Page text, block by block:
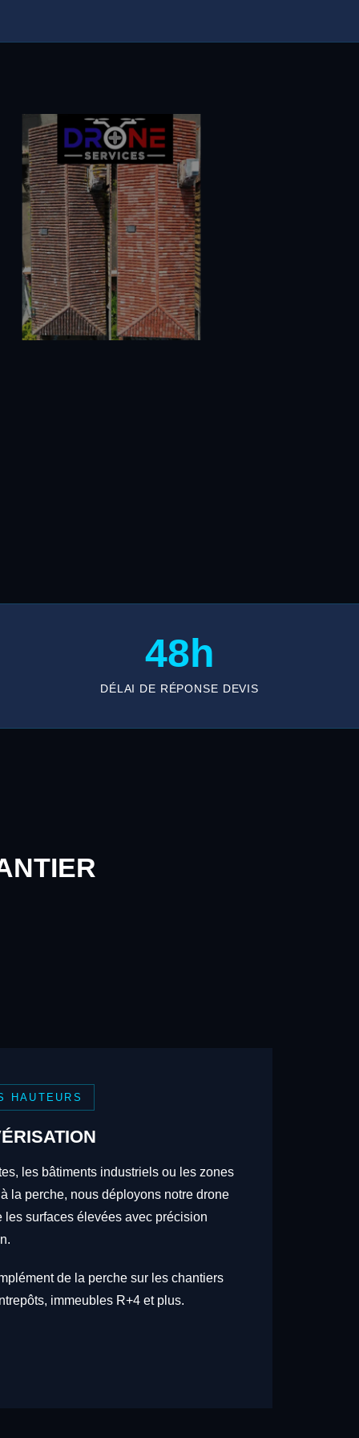
48h
DÉLAI DE RÉPONSE DEVIS
HAUTEURS
les bâtiments industriels ou les zones
la perche, nous déployons notre drone
les surfaces élevées avec précision
de la perche sur les chantiers
immeubles R+4 et plus.